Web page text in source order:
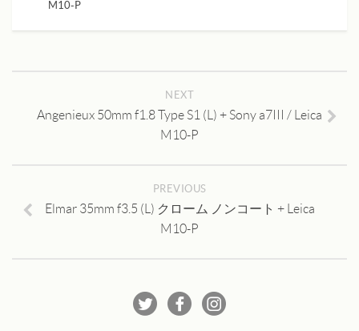
M10-P
NEXT
Angenieux 50mm f1.8 Type S1 (L) + Sony a7III / Leica
M10-P
PREVIOUS
Elmar 35mm f3.5 (L) クローム ノンコート + Leica
M10-P